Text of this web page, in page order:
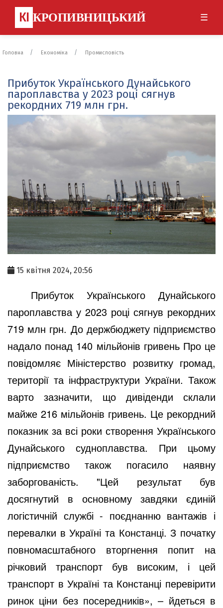
КІ КРОПИВНИЦЬКИЙ ☰
Головна Економіка Промисловість
Прибуток Українського Дунайського
пароплавства у 2023 році сягнув
рекордних 719 млн грн.
15 квітня 2024, 20:56
Прибуток Українського Дунайського
пароплавства у 2023 році сягнув рекордних
719 млн грн. До держбюджету підприємство
надало понад 140 мільйонів гривень Про це
повідомляє Міністерство розвитку громад,
території та інфраструктури України. Також
варто зазначити, що дивіденди склали
майже 216 мільйонів гривень. Це рекордний
показник за всі роки створення Українського
Дунайського судноплавства. При цьому
підприємство також погасило наявну
заборгованість. "Цей результат був
досягнутий в основному завдяки єдиній
логістичній службі - поєднанню вантажів і
перевалки в Україні та Констанці. З початку
повномасштабного вторгнення попит на
річковий транспорт був високим, і цей
транспорт в Україні та Констанці перевірити
ринок ціни без посередників», – йдеться в